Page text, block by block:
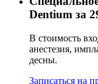
Dentium за
В стоимость
анестезия,
десны.
Записаться на